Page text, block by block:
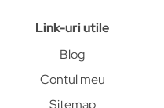
Link-uri utile
Blog
Contul meu
Sitemap